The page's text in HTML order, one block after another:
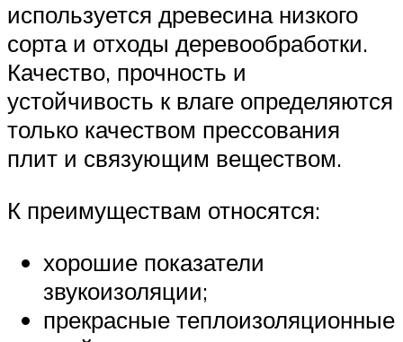
используется древесина низкого
сорта и отходы деревообработки.
Качество, прочность и
устойчивость к влаге определяются
только качеством прессования
плит и связующим веществом.
К преимуществам относятся:
хорошие показатели
звукоизоляции;
прекрасные теплоизоляционные